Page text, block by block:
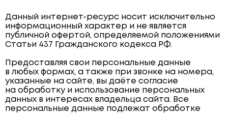
Данный интернет-ресурс носит исключительно
информационный характер и не является
публичной офертой, определяемой положениями
Статьи 437 Гражданского кодекса РФ.
Предоставляя свои персональные данные
в любых формах, а также при звонке на номера,
указанные на сайте, вы даёте согласие
на обработку и использование персональных
данных в интересах владельца сайта. Все
персональные данные подлежат обработке